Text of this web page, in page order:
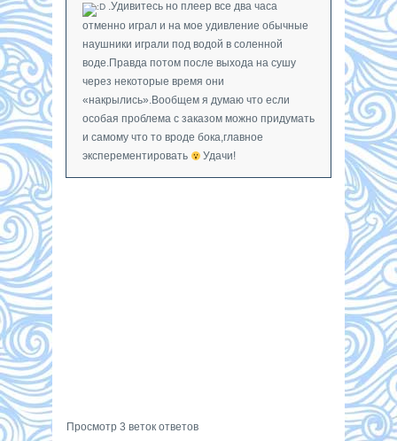
.Удивитесь но плеер все два часа
отменно играл и на мое удивление обычные
наушники играли под водой в соленной
воде.Правда потом после выхода на сушу
через некоторые время они
«накрылись».Вообщем я думаю что если
особая проблема с заказом можно придумать
и самому что то вроде бока,главное
эксперементировать
Удачи!
Просмотр 3 веток ответов